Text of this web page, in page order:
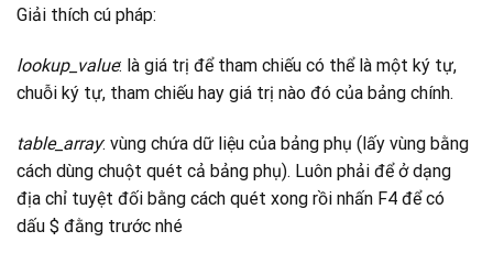
Giải thích cú pháp:
lookup_value: là giá trị để tham chiếu có thể là một ký tự,
chuỗi ký tự, tham chiếu hay giá trị nào đó của bảng chính.
table_array: vùng chứa dữ liệu của bảng phụ (lấy vùng bằng
cách dùng chuột quét cả bảng phụ). Luôn phải để ở dạng
địa chỉ tuyệt đối bằng cách quét xong rồi nhấn F4 để có
dấu $ đằng trước nhé